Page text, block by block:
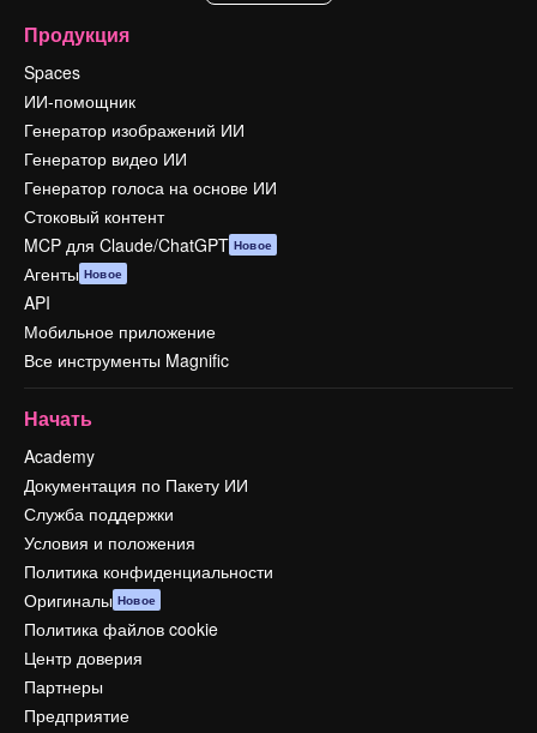
Продукция
Spaces
ИИ-помощник
Генератор изображений ИИ
Генератор видео ИИ
Генератор голоса на основе ИИ
Стоковый контент
MCP для Claude/ChatGPT Новое
Агенты Новое
API
Мобильное приложение
Все инструменты Magnific
Начать
Academy
Документация по Пакету ИИ
Служба поддержки
Условия и положения
Политика конфиденциальности
Оригиналы Новое
Политика файлов cookie
Центр доверия
Партнеры
Предприятие